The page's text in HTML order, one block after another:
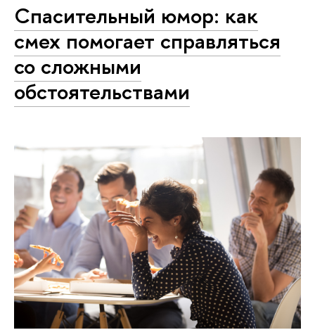
Спасительный юмор: как
смех помогает справляться
со сложными
обстоятельствами